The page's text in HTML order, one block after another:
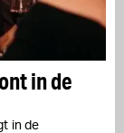
in de
in de